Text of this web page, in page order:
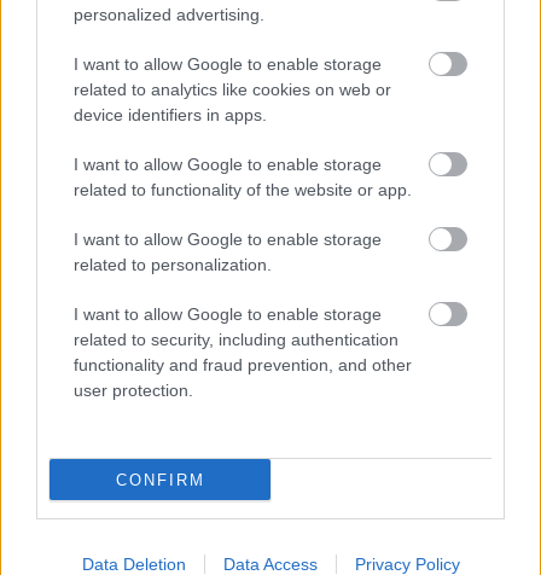
personalized advertising.
I want to allow Google to enable storage
related to analytics like cookies on web or
device identifiers in apps.
I want to allow Google to enable storage
related to functionality of the website or app.
I want to allow Google to enable storage
related to personalization.
I want to allow Google to enable storage
related to security, including authentication
functionality and fraud prevention, and other
user protection.
CONFIRM
Data Deletion Data Access Privacy Policy
Mai Manó Ház a
Facebookon
Tovább a Facebook-ra
Mai Manó Ház a
YouTubeon